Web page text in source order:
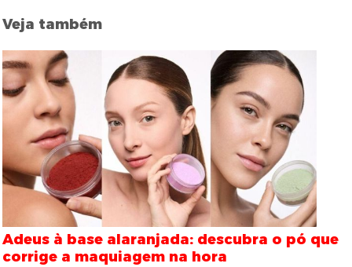
Veja também
Adeus à base alaranjada: descubra o pó que
corrige a maquiagem na hora